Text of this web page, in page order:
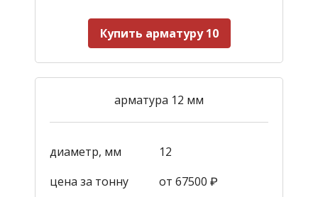
Купить арматуру 10
арматура 12 мм
диаметр, мм
12
цена за тонну
от 67500 ₽